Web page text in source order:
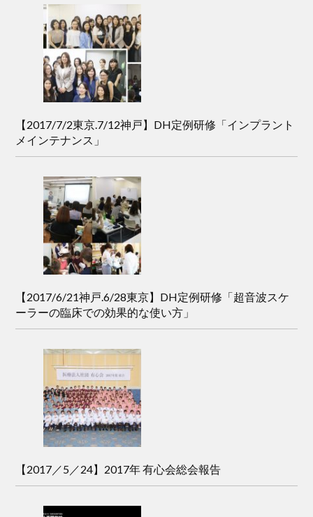
【2017/7/2東京.7/12神戸】DH定例研修「インプラント
メインテナンス」
【2017/6/21神戸.6/28東京】DH定例研修「超音波スケ
ーラーの臨床での効果的な使い方」
【2017／5／24】2017年 有心会総会報告